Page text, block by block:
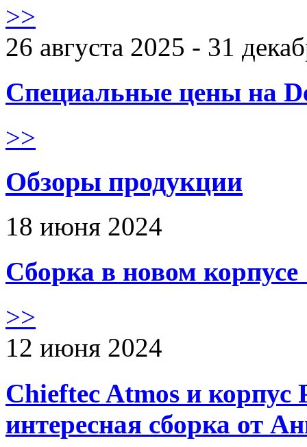
>>
26 августа 2025 - 31
Специальные цены на
>>
Обзоры продукции
18 июня 2024
Сборка в новом
>>
12 июня 2024
Chieftec Atmos и корпус
интересная сборка от